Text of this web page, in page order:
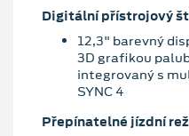
Digitální přístrojový
12,3" barevný
3D grafikou
integrovaný s
SYNC 4
Přepínatelné jízdní